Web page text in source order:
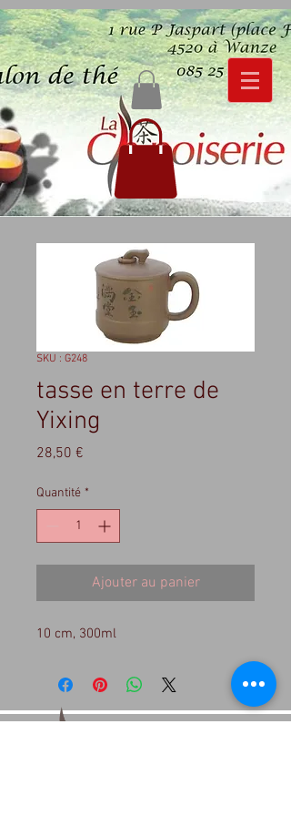
SKU : G248
tasse en terre de
Yixing
28,50 €
Quantité *
Ajouter au panier
10 cm, 300ml